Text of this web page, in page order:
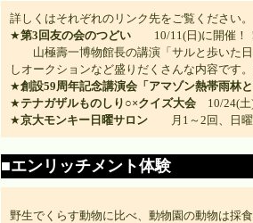
詳しくはそれぞれのリンク先をご覧ください。
★第3回友の会のつどい 10/11(日)に開催！
山極壽一博物館長の講演「サルと歩いた日
しオークションなど盛りだくさんな内容です
★創設59周年記念講演会「アマゾン熱帯雨林
★テナガザルものしり○×クイズ大会 10/24(土
★京大モンキー日曜サロン 月1～2回、日曜
■エンリッチメント体験
野生でくらす動物に比べ、動物園の動物は採